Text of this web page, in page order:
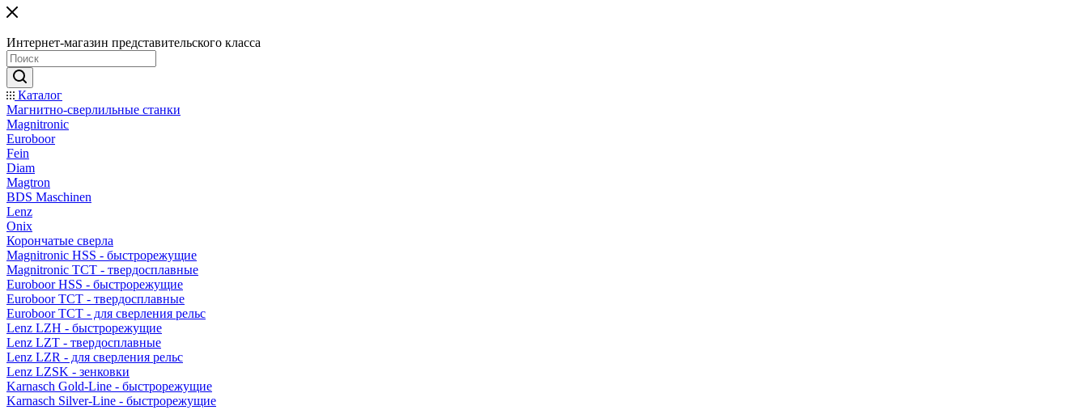
Интернет-магазин представительского класса
Каталог
Магнитно-сверлильные станки
Magnitronic
Euroboor
Fein
Diam
Magtron
BDS Maschinen
Lenz
Onix
Корончатые сверла
Magnitronic HSS - быстрорежущие
Magnitronic TCT - твердосплавные
Euroboor HSS - быстрорежущие
Euroboor TCT - твердосплавные
Euroboor TCT - для сверления рельс
Lenz LZH - быстрорежущие
Lenz LZT - твердосплавные
Lenz LZR - для сверления рельс
Lenz LZSK - зенковки
Karnasch Gold-Line - быстрорежущие
Karnasch Silver-Line - быстрорежущие